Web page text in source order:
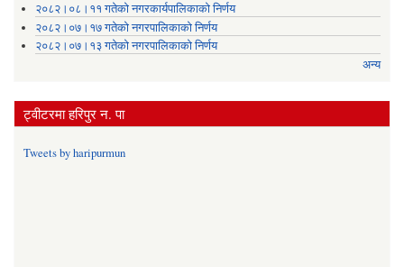
२०८२।०८।११ गतेको नगरकार्यपालिकाको निर्णय
२०८२।०७।१७ गतेको नगरपालिकाको निर्णय
२०८२।०७।१३ गतेको नगरपालिकाको निर्णय
अन्य
ट्वीटरमा हरिपुर न. पा
Tweets by haripurmun